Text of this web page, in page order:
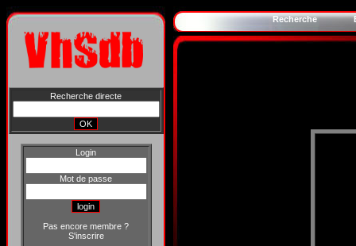
Recherche directe
Login
Mot de passe
Pas encore membre ?
S'inscrire
Recherche